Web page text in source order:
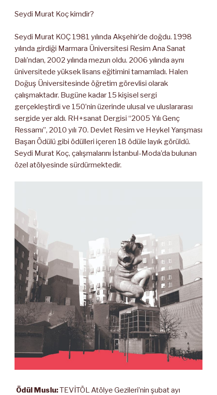
Seydi Murat Koç kimdir?
Seydi Murat KOÇ 1981 yılında Akşehir’de doğdu. 1998
yılında girdiği Marmara Üniversitesi Resim Ana Sanat
Dalı’ndan, 2002 yılında mezun oldu. 2006 yılında aynı
üniversitede yüksek lisans eğitimini tamamladı. Halen
Doğuş Üniversitesinde öğretim görevlisi olarak
çalışmaktadır. Bugüne kadar 15 kişisel sergi
gerçekleştirdi ve 150’nin üzerinde ulusal ve uluslararası
sergide yer aldı. RH+sanat Dergisi “2005 Yılı Genç
Ressamı”, 2010 yılı 70. Devlet Resim ve Heykel Yarışması
Başarı Ödülü gibi ödülleri içeren 18 ödüle layık görüldü.
Seydi Murat Koç, çalışmalarını İstanbul-Moda’da bulunan
özel atölyesinde sürdürmektedir.
Ödül Muslu:TEVİTÖL Atölye Gezileri’nin şubat ayı